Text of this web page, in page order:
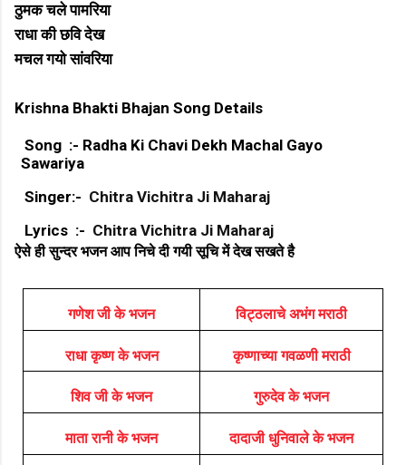
ठुमक चले पामरिया
राधा की छवि देख
मचल गयो सांवरिया
Krishna Bhakti Bhajan Song Details
Song :- Radha Ki Chavi Dekh Machal Gayo
Sawariya
Singer:- Chitra Vichitra Ji Maharaj
Lyrics :- Chitra Vichitra Ji Maharaj
ऐसे ही सुन्दर भजन आप निचे दी गयी सूचि में देख सखते है
गणेश जी के भजन विट्ठलाचे अभंग मराठी
राधा कृष्ण के भजन कृष्णाच्या गवळणी मराठी
शिव जी के भजन गुरुदेव के भजन
माता रानी के भजन दादाजी धुनिवाले के भजन